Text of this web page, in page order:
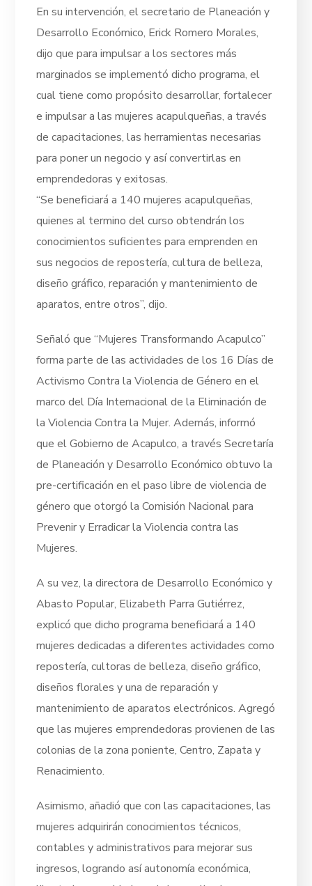
En su intervención, el secretario de Planeación y
Desarrollo Económico, Erick Romero Morales,
dijo que para impulsar a los sectores más
marginados se implementó dicho programa, el
cual tiene como propósito desarrollar, fortalecer
e impulsar a las mujeres acapulqueñas, a través
de capacitaciones, las herramientas necesarias
para poner un negocio y así convertirlas en
emprendedoras y exitosas.
“Se beneficiará a 140 mujeres acapulqueñas,
quienes al termino del curso obtendrán los
conocimientos suficientes para emprenden en
sus negocios de repostería, cultura de belleza,
diseño gráfico, reparación y mantenimiento de
aparatos, entre otros”, dijo.
Señaló que “Mujeres Transformando Acapulco”
forma parte de las actividades de los 16 Días de
Activismo Contra la Violencia de Género en el
marco del Día Internacional de la Eliminación de
la Violencia Contra la Mujer. Además, informó
que el Gobierno de Acapulco, a través Secretaría
de Planeación y Desarrollo Económico obtuvo la
pre-certificación en el paso libre de violencia de
género que otorgó la Comisión Nacional para
Prevenir y Erradicar la Violencia contra las
Mujeres.
A su vez, la directora de Desarrollo Económico y
Abasto Popular, Elizabeth Parra Gutiérrez,
explicó que dicho programa beneficiará a 140
mujeres dedicadas a diferentes actividades como
repostería, cultoras de belleza, diseño gráfico,
diseños florales y una de reparación y
mantenimiento de aparatos electrónicos. Agregó
que las mujeres emprendedoras provienen de las
colonias de la zona poniente, Centro, Zapata y
Renacimiento.
Asimismo, añadió que con las capacitaciones, las
mujeres adquirirán conocimientos técnicos,
contables y administrativos para mejorar sus
ingresos, logrando así autonomía económica,